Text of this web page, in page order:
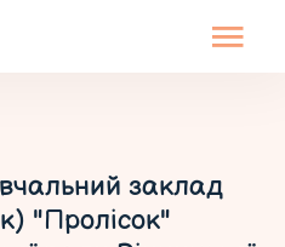
заклад
"Пролісок"